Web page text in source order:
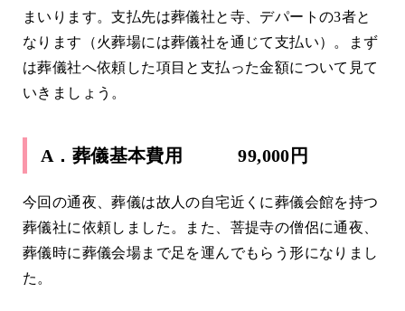
まいります。支払先は葬儀社と寺、デパートの3者と
なります（火葬場には葬儀社を通じて支払い）。まず
は葬儀社へ依頼した項目と支払った金額について見て
いきましょう。
A．葬儀基本費用 99,000円
今回の通夜、葬儀は故人の自宅近くに葬儀会館を持つ
葬儀社に依頼しました。また、菩提寺の僧侶に通夜、
葬儀時に葬儀会場まで足を運んでもらう形になりまし
た。